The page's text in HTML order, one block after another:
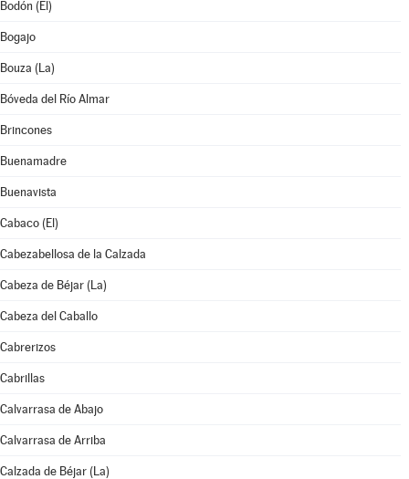
Bodón (El)
Bogajo
Bouza (La)
Bóveda del Río Almar
Brincones
Buenamadre
Buenavista
Cabaco (El)
Cabezabellosa de la Calzada
Cabeza de Béjar (La)
Cabeza del Caballo
Cabrerizos
Cabrillas
Calvarrasa de Abajo
Calvarrasa de Arriba
Calzada de Béjar (La)